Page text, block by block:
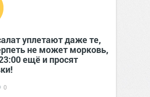
уплетают даже те,
не может морковь,
ещё и просят
0